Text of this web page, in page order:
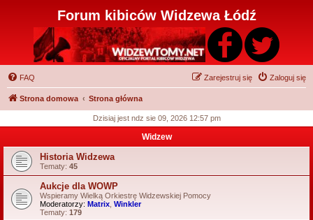
Forum kibiców Widzewa Łódź
FAQ Zaloguj się
Zarejestruj się
Strona domowa Strona główna
Dzisiaj jest ndz sie 09, 2026 12:57 pm
Widzew
Historia Widzewa
Tematy: 45
Aukcje dla WOWP
Wspieramy Wielką Orkiestrę Widzewskiej Pomocy
Moderatorzy: Matrix Winkler
Tematy: 179